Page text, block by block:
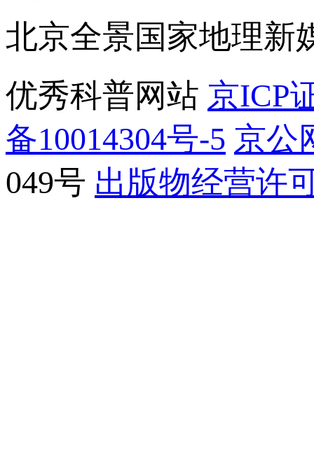
北京全景国家地理新
优秀科普网站 京ICP
备10014304号-5 京公
049号 出版物经营许